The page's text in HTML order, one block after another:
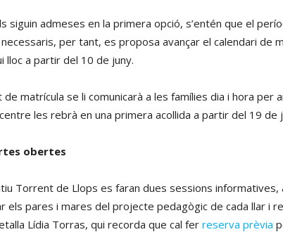
siguin admeses en la primera opció, s’entén que el
per tant, es proposa avançar el calendari de
lloc a partir del 10 de juny.
matrícula se li comunicarà a les famílies dia i hora per
les rebrà en una primera acollida a partir del 19 de
obertes
Torrent de Llops es faran dues sessions informatives,
els pares i mares del projecte pedagògic de cada llar i
Lídia Torras, qui recorda que cal ferreserva prèvia